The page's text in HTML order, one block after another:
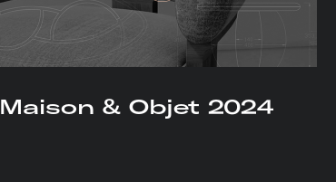
Maison & Objet 2024